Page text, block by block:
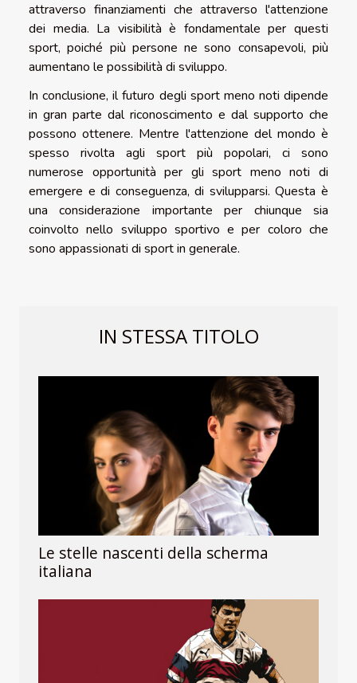
attraverso finanziamenti che attraverso l'attenzione
dei media. La visibilità è fondamentale per questi
sport, poiché più persone ne sono consapevoli, più
aumentano le possibilità di sviluppo.
In conclusione, il futuro degli sport meno noti dipende
in gran parte dal riconoscimento e dal supporto che
possono ottenere. Mentre l'attenzione del mondo è
spesso rivolta agli sport più popolari, ci sono
numerose opportunità per gli sport meno noti di
emergere e di conseguenza, di svilupparsi. Questa è
una considerazione importante per chiunque sia
coinvolto nello sviluppo sportivo e per coloro che
sono appassionati di sport in generale.
IN STESSA TITOLO
Le stelle nascenti della scherma
italiana